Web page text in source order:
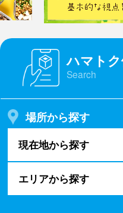
ハマト
Search
場所から探す
現在地から探す
エリアから探す